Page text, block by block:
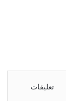
تعليقات